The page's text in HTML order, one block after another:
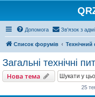
Допомога Зв'язок з
Список форумів
Загальні технічні
Нова тема
25